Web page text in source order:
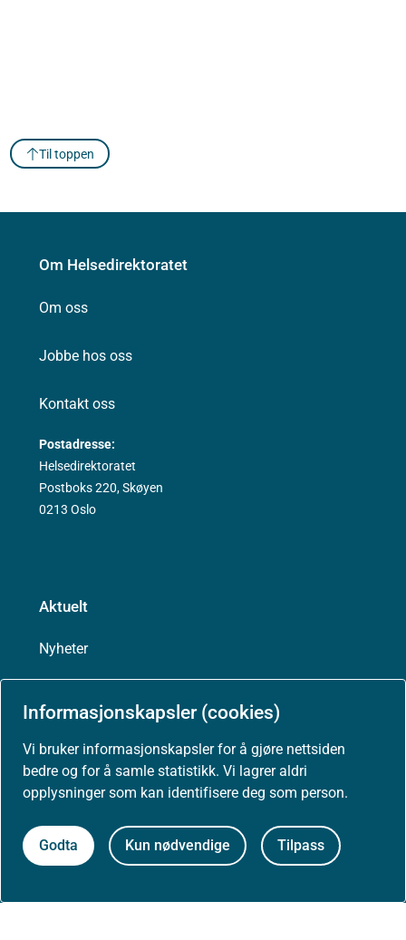
Informasjonskapsler (cookies)
Vi bruker informasjonskapsler for å gjøre nettsiden
bedre og for å samle statistikk. Vi lagrer aldri
opplysninger som kan identifisere deg som person.
Godta Kun nødvendige Tilpass
Til toppen
Om Helsedirektoratet
Om oss
Jobbe hos oss
Kontakt oss
Postadresse:
Helsedirektoratet
Postboks 220, Skøyen
0213 Oslo
Aktuelt
Nyheter
Høringer
Presse